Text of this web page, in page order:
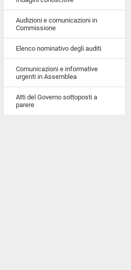
Audizioni e comunicazioni in
Commissione
Elenco nominativo degli auditi
Comunicazioni e informative
urgenti in Assemblea
Atti del Governo sottoposti a
parere